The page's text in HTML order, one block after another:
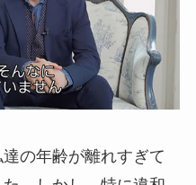
達の年齢が離れすぎて